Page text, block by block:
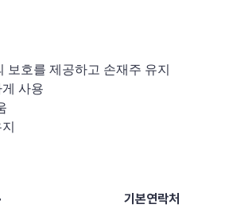
호를 제공하고 손재주 유지
사용
기본연락처